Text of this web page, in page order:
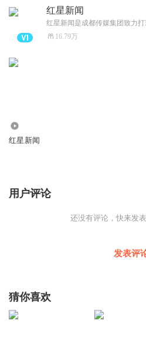
红星新闻
16.79万
红星新闻
用户评论
还没有评论，快来发
发表评
猜你喜欢